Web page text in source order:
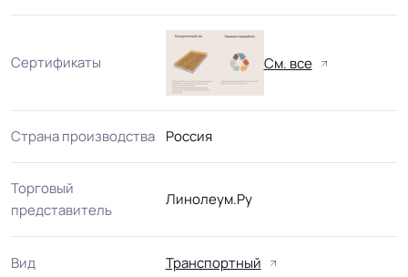
Сертификаты См. все
Страна производства Россия
Торговый
представитель
Линолеум.Ру
Вид Транспортный